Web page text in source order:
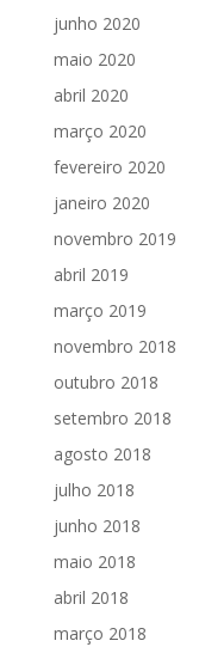
junho 2020
maio 2020
abril 2020
março 2020
fevereiro 2020
janeiro 2020
novembro 2019
abril 2019
março 2019
novembro 2018
outubro 2018
setembro 2018
agosto 2018
julho 2018
junho 2018
maio 2018
abril 2018
março 2018